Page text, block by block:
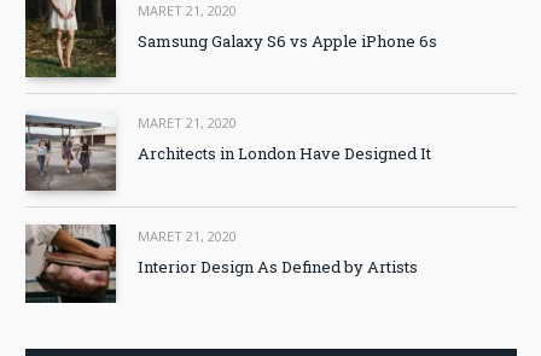
MARET 21, 2020
Samsung Galaxy S6 vs Apple iPhone 6s
MARET 21, 2020
Architects in London Have Designed It
MARET 21, 2020
Interior Design As Defined by Artists